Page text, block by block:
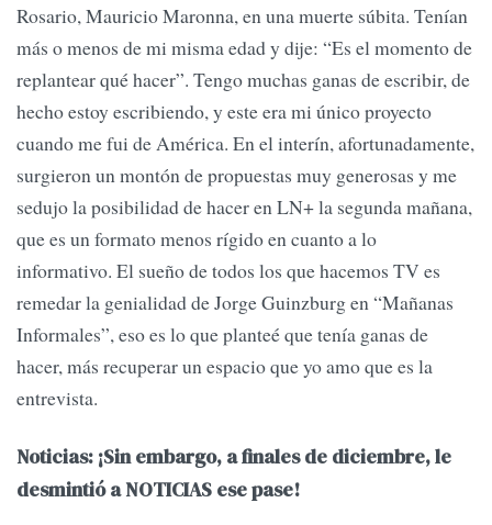
Rosario, Mauricio Maronna, en una muerte súbita. Tenían
más o menos de mi misma edad y dije: “Es el momento de
replantear qué hacer”. Tengo muchas ganas de escribir, de
hecho estoy escribiendo, y este era mi único proyecto
cuando me fui de América. En el interín, afortunadamente,
surgieron un montón de propuestas muy generosas y me
sedujo la posibilidad de hacer en LN+ la segunda mañana,
que es un formato menos rígido en cuanto a lo
informativo. El sueño de todos los que hacemos TV es
remedar la genialidad de Jorge Guinzburg en “Mañanas
Informales”, eso es lo que planteé que tenía ganas de
hacer, más recuperar un espacio que yo amo que es la
entrevista.
Noticias: ¡Sin embargo, a finales de diciembre, le
desmintió a NOTICIAS ese pase!